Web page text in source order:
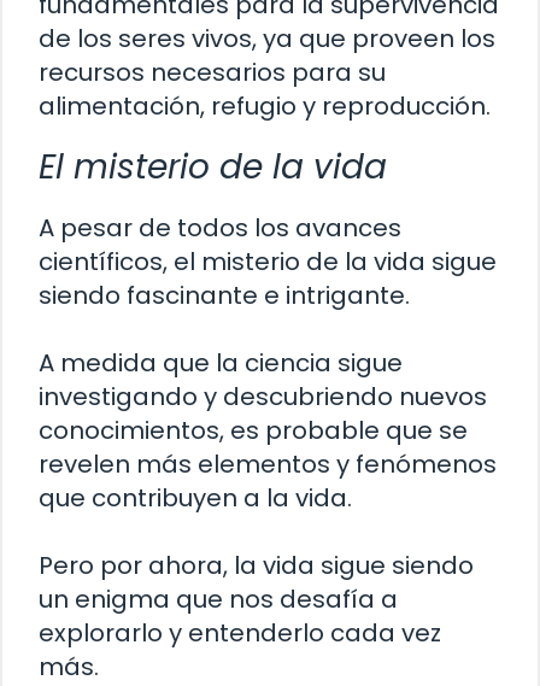
de los seres vivos, ya que proveen los
recursos necesarios para su
alimentación, refugio y reproducción.
El misterio de la vida
A pesar de todos los avances
científicos, el misterio de la vida sigue
siendo fascinante e intrigante.
A medida que la ciencia sigue
investigando y descubriendo nuevos
conocimientos, es probable que se
revelen más elementos y fenómenos
que contribuyen a la vida.
Pero por ahora, la vida sigue siendo
un enigma que nos desafía a
explorarlo y entenderlo cada vez
más.